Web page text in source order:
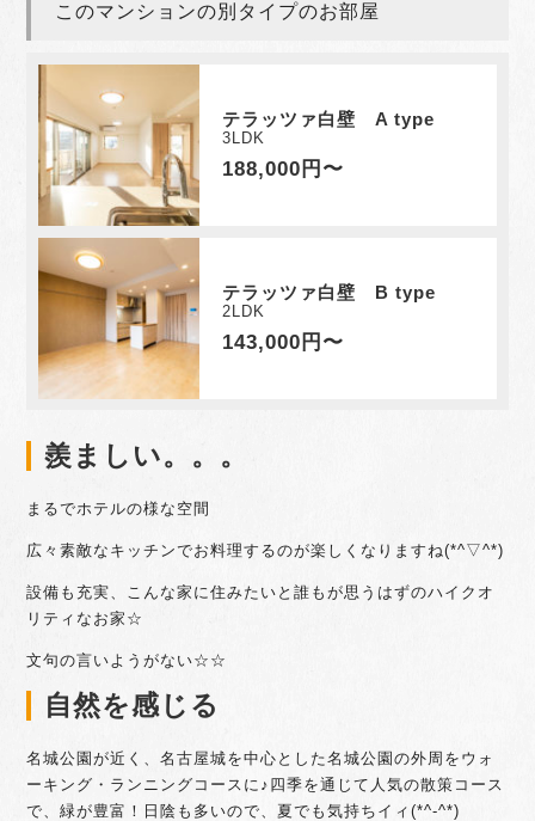
このマンションの別タイプのお部屋
テラッツァ白壁 A type
3LDK
188,000円〜
テラッツァ白壁 B type
2LDK
143,000円〜
羨ましい。。。
まるでホテルの様な空間
広々素敵なキッチンでお料理するのが楽しくなりますね(*^▽^*)
設備も充実、こんな家に住みたいと誰もが思うはずのハイクオ
リティなお家☆
文句の言いようがない☆☆
自然を感じる
名城公園が近く、名古屋城を中心とした名城公園の外周をウォ
ーキング・ランニングコースに♪四季を通じて人気の散策コース
で、緑が豊富！日陰も多いので、夏でも気持ちイィ(*^-^*)